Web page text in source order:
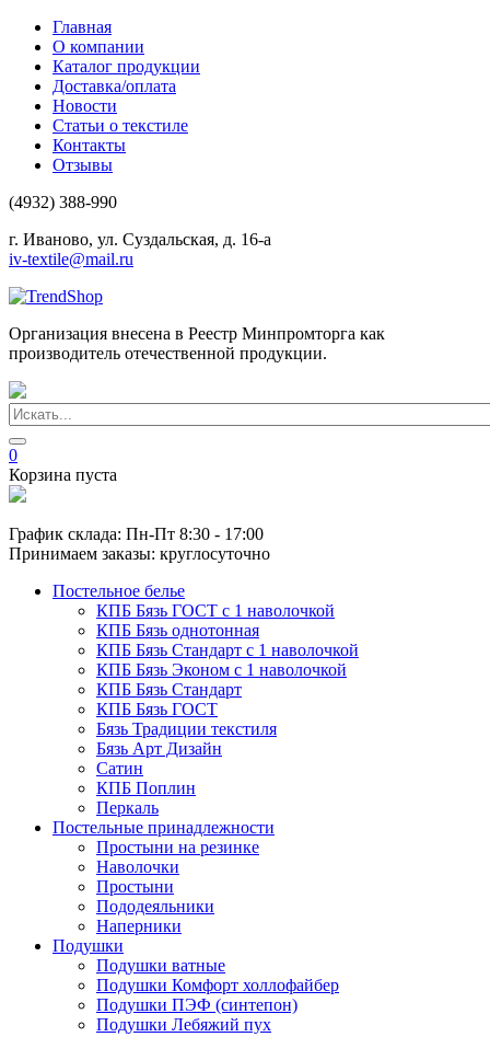
Главная
О компании
Каталог продукции
Доставка/оплата
Новости
Статьи о текстиле
Контакты
Отзывы
(4932) 388-990
г. Иваново, ул. Суздальская, д. 16-а
iv-textile@mail.ru
Организация внесена в Реестр Минпромторга как
производитель отечественной продукции.
0
Корзина пуста
График склада: Пн-Пт 8:30 - 17:00
Принимаем заказы: круглосуточно
Постельное белье
КПБ Бязь ГОСТ c 1 наволочкой
КПБ Бязь однотонная
КПБ Бязь Стандарт c 1 наволочкой
КПБ Бязь Эконом с 1 наволочкой
КПБ Бязь Стандарт
КПБ Бязь ГОСТ
Бязь Традиции текстиля
Бязь Арт Дизайн
Сатин
КПБ Поплин
Перкаль
Постельные принадлежности
Простыни на резинке
Наволочки
Простыни
Пододеяльники
Наперники
Подушки
Подушки ватные
Подушки Комфорт холлофайбер
Подушки ПЭФ (синтепон)
Подушки Лебяжий пух